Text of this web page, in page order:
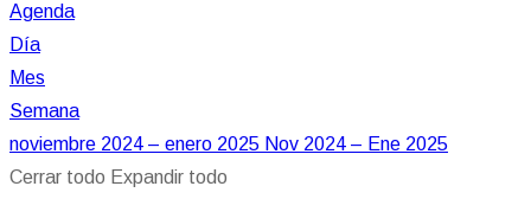
Agenda
Día
Mes
Semana
noviembre 2024 – enero 2025 Nov 2024 – Ene 2025
Cerrar todo Expandir todo